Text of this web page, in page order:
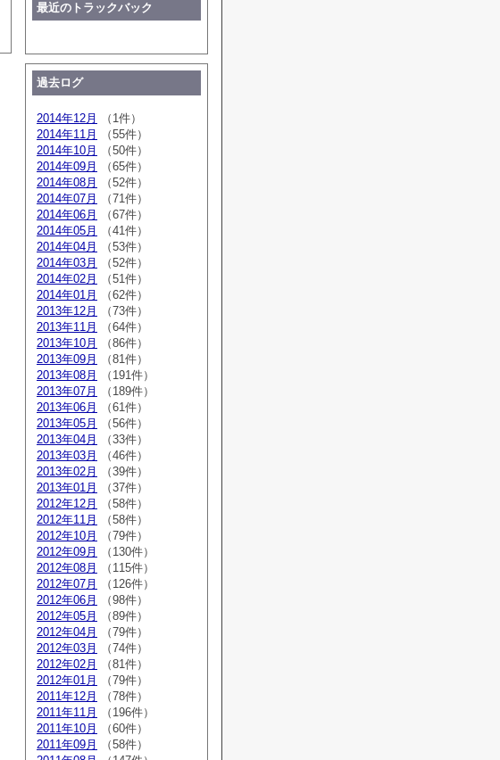
最近のトラックバック
過去ログ
2014年12月
（1件）
2014年11月
（55件）
2014年10月
（50件）
2014年09月
（65件）
2014年08月
（52件）
2014年07月
（71件）
2014年06月
（67件）
2014年05月
（41件）
2014年04月
（53件）
2014年03月
（52件）
2014年02月
（51件）
2014年01月
（62件）
2013年12月
（73件）
2013年11月
（64件）
2013年10月
（86件）
2013年09月
（81件）
2013年08月
（191件）
2013年07月
（189件）
2013年06月
（61件）
2013年05月
（56件）
2013年04月
（33件）
2013年03月
（46件）
2013年02月
（39件）
2013年01月
（37件）
2012年12月
（58件）
2012年11月
（58件）
2012年10月
（79件）
2012年09月
（130件）
2012年08月
（115件）
2012年07月
（126件）
2012年06月
（98件）
2012年05月
（89件）
2012年04月
（79件）
2012年03月
（74件）
2012年02月
（81件）
2012年01月
（79件）
2011年12月
（78件）
2011年11月
（196件）
2011年10月
（60件）
2011年09月
（58件）